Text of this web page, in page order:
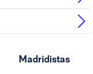
Madridistas